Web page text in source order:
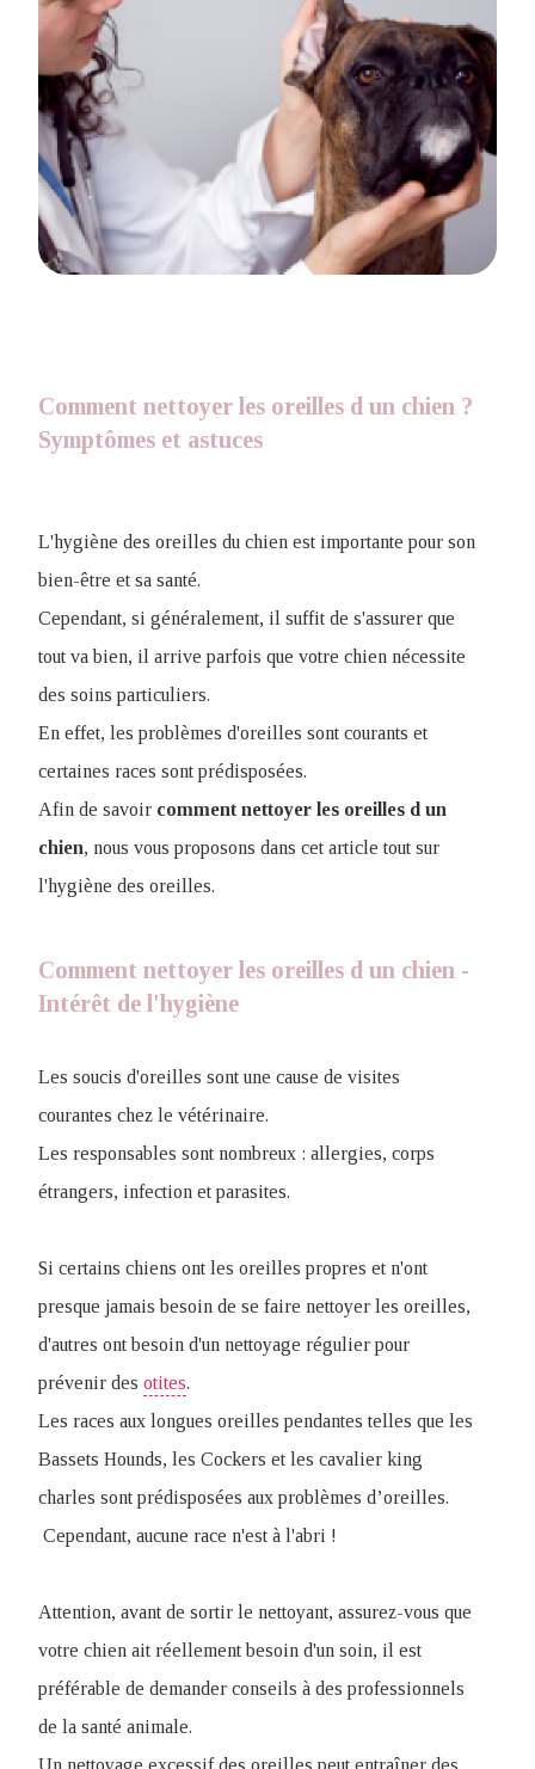
Comment nettoyer les oreilles d un chien ?
Symptômes et astuces
L'hygiène des oreilles du chien est importante pour son
bien-être et sa santé.
Cependant, si généralement, il suffit de s'assurer que
tout va bien, il arrive parfois que votre chien nécessite
des soins particuliers.
En effet, les problèmes d'oreilles sont courants et
certaines races sont prédisposées.
Afin de savoir comment nettoyer les oreilles d un
chien, nous vous proposons dans cet article tout sur
l'hygiène des oreilles.
Comment nettoyer les oreilles d un chien -
Intérêt de l'hygiène
Les soucis d'oreilles sont une cause de visites
courantes chez le vétérinaire.
Les responsables sont nombreux : allergies, corps
étrangers, infection et parasites.
Si certains chiens ont les oreilles propres et n'ont
presque jamais besoin de se faire nettoyer les oreilles,
d'autres ont besoin d'un nettoyage régulier pour
prévenir des otites.
Les races aux longues oreilles pendantes telles que les
Bassets Hounds, les Cockers et les cavalier king
charles sont prédisposées aux problèmes d’oreilles.
Cependant, aucune race n'est à l'abri !
Attention, avant de sortir le nettoyant, assurez-vous que
votre chien ait réellement besoin d'un soin, il est
préférable de demander conseils à des professionnels
de la santé animale.
Un nettoyage excessif des oreilles peut entraîner des